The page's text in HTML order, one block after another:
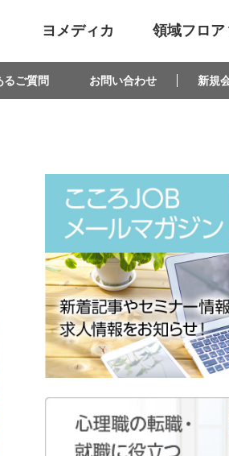
ヨメディカ 領域フロア
るご質問 お問い合わせ 新規